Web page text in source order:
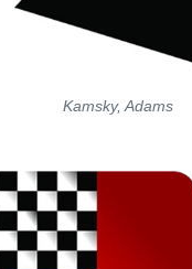
Kamsky, Adams